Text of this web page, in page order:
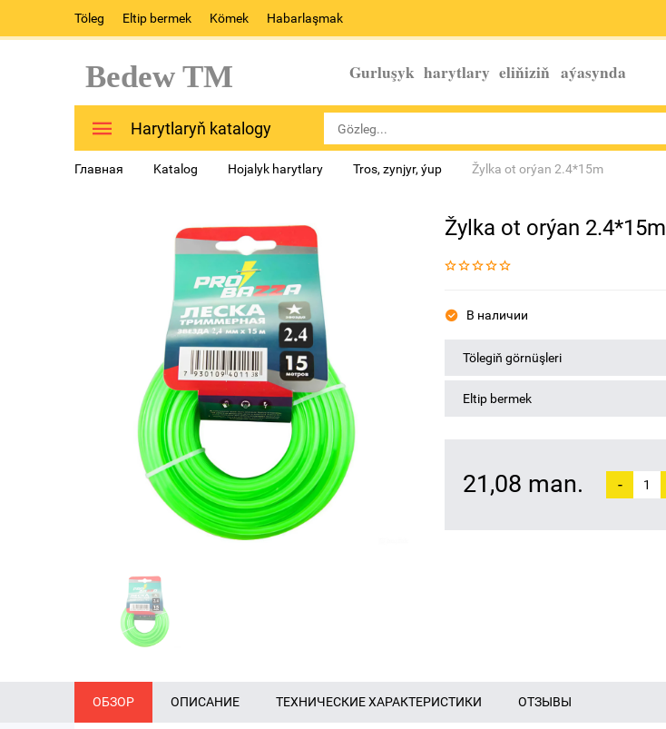
Töleg Eltip bermek Kömek Habarlaşmak
Bedew TM Gurluşyk harytlary eliňiziň aýasynda
Harytlaryň katalogy
Главная Katalog Hojalyk harytlary Tros, zynjyr, ýup Žylka ot orýan 2.4*15m
Žylka ot orýan 2.4*15m
В наличии
Tölegiň görnüşleri
Eltip bermek
21,08 man. -
ОБЗОР ОПИСАНИЕ ТЕХНИЧЕСКИЕ ХАРАКТЕРИСТИКИ ОТЗЫВЫ